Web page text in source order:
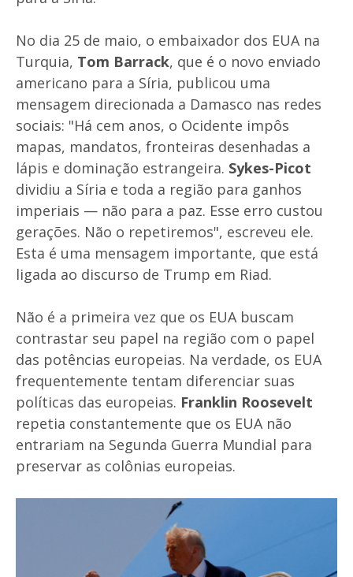
No dia 25 de maio, o embaixador dos EUA na
Turquia, Tom Barrack, que é o novo enviado
americano para a Síria, publicou uma
mensagem direcionada a Damasco nas redes
sociais: "Há cem anos, o Ocidente impôs
mapas, mandatos, fronteiras desenhadas a
lápis e dominação estrangeira. Sykes-Picot
dividiu a Síria e toda a região para ganhos
imperiais — não para a paz. Esse erro custou
gerações. Não o repetiremos", escreveu ele.
Esta é uma mensagem importante, que está
ligada ao discurso de Trump em Riad.
Não é a primeira vez que os EUA buscam
contrastar seu papel na região com o papel
das potências europeias. Na verdade, os EUA
frequentemente tentam diferenciar suas
políticas das europeias. Franklin Roosevelt
repetia constantemente que os EUA não
entrariam na Segunda Guerra Mundial para
preservar as colônias europeias.